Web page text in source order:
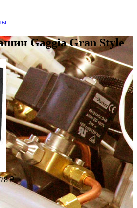
Gaggia Gran Style
₽